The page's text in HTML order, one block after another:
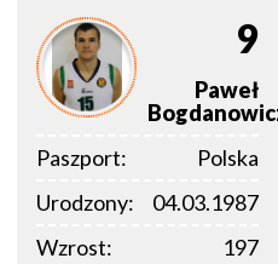
9
Paweł
Paszport:
Polska
Urodzony:
04.03.1987
Wzrost:
197